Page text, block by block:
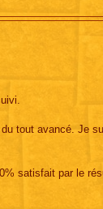
tout avancé. Je
satisfait par le